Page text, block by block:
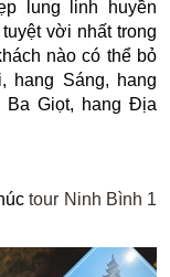
lung linh huyền
vời nhất trong
nào có thể bỏ
hang Sáng, hang
Ba Giọt, hang Địa
tour Ninh Bình 1